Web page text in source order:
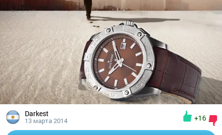
Darkest
13 марта 2014 +16